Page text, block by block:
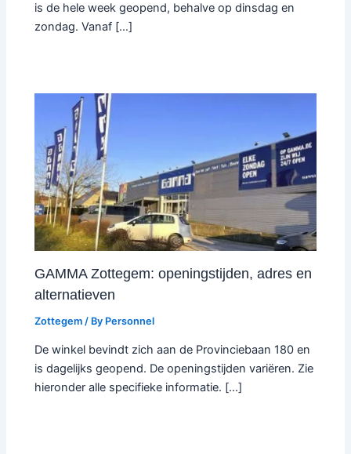
is de hele week geopend, behalve op dinsdag en
zondag. Vanaf […]
GAMMA Zottegem: openingstijden, adres en
alternatieven
Zottegem / By Personnel
De winkel bevindt zich aan de Provinciebaan 180 en
is dagelijks geopend. De openingstijden variëren. Zie
hieronder alle specifieke informatie. […]